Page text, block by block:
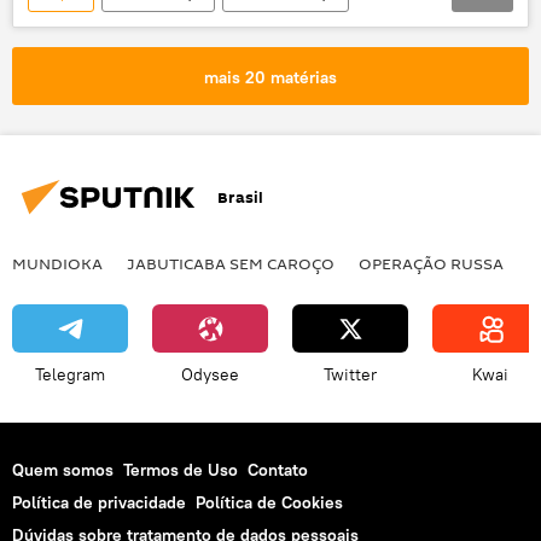
fim do mundo
profecia
EUA
mais 20 matérias
Brasil
MUNDIOKA JABUTICABA SEM CAROÇO OPERAÇÃO RUSSA
Telegram Odysee Twitter Kwai
Quem somos Termos de Uso Contato
Política de privacidade Política de Cookies
Dúvidas sobre tratamento de dados pessoais